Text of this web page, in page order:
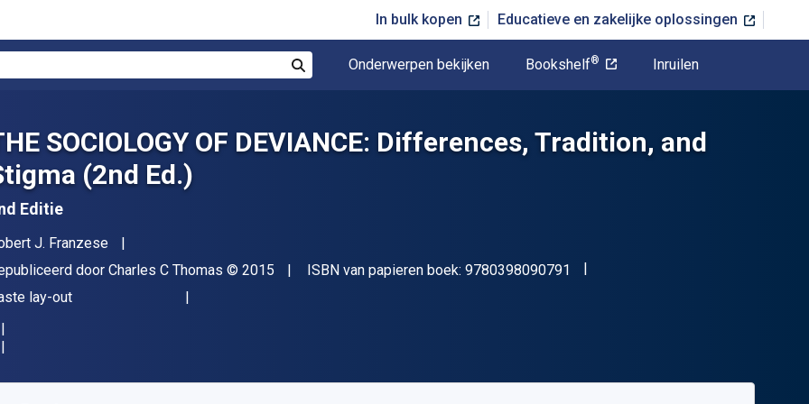
In bulk kopen Educatieve en zakelijke oplossingen
Onderwerpen bekijken Bookshelf® Inruilen
SOCIOLOGY OF DEVIANCE: Differences, Tradition, and
(2nd Ed.)
Editie
J. Franzese
door Charles C Thomas Copyright
© 2015 ISBN van papieren boek: 9780398090791 "ISBN-13 9780398090791"
lay-out